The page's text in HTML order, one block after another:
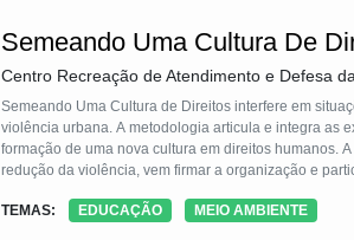
Semeando Uma Cultura De
Centro Recreação de Atendimento e Defesa
Semeando Uma Cultura de Direitos interfere em
violência urbana. A metodologia articula e integra as
formação de uma nova cultura em direitos humanos. A mobilização da comunidade, na realização de ações efetivas para a
redução da violência, vem firmar a organização e participação, através do protagonismo
instituídos.
TEMAS: EDUCAÇÃO MEIO AMBIENTE